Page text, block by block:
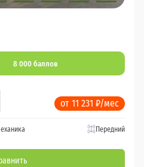
8 000 баллов
от 11 231 ₽/мес
Передний